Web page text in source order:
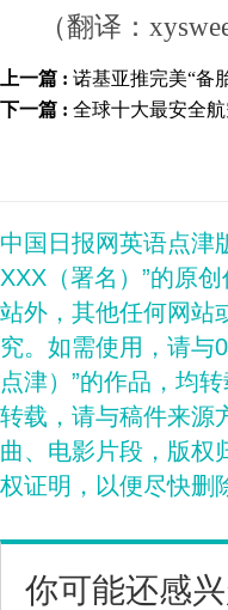
（翻译：
上一篇 : 诺基亚推完美“备
下一篇 : 全球十大最安全
中国日报网英语点津
XXX（署名）”的原
站外，其他任何网站
究。如需使用，请与
点津）”的作品，均
转载，请与稿件来源
曲、电影片段，版权
权证明，以便尽快删
你可能还感